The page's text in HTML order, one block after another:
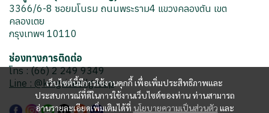
เว็บไซต์นี้มีการใช้งานคุกกี้ เพื่อเพิ่มประสิทธิภาพและ
ประสบการณ์ที่ดีในการใช้งานเว็บไซต์ของท่าน ท่านสามารถ
อ่านรายละเอียดเพิ่มเติมได้ที่ นโยบายความเป็นส่วนตัว และ
3366/6-8 ซอยมโนรม ถนนพระราม4 แขวงคลองตัน เขต
คลองเตย
กรุงเทพฯ 10110
ช่องทางการติดต่อ
โทร : (66) 2 249 9349
Line : @kingriceoilgroup